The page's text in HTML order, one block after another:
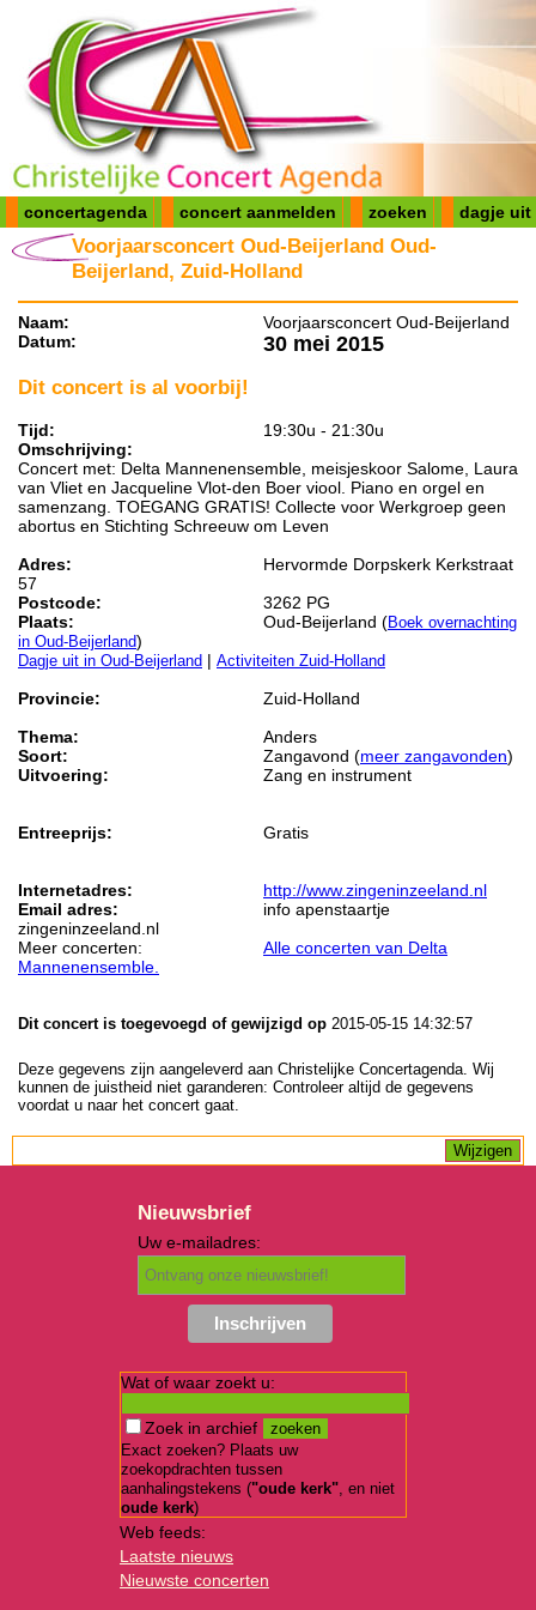
concertagenda concert aanmelden zoeken dagje uit
Voorjaarsconcert Oud-Beijerland Oud-
Beijerland, Zuid-Holland
Naam:
Voorjaarsconcert Oud-Beijerland
Datum:
30 mei 2015
Dit concert is al voorbij!
Tijd:
19:30u - 21:30u
Omschrijving:
Concert met: Delta Mannenensemble, meisjeskoor Salome, Laura
van Vliet en Jacqueline Vlot-den Boer viool. Piano en orgel en
samenzang. TOEGANG GRATIS! Collecte voor Werkgroep geen
abortus en Stichting Schreeuw om Leven
Adres:
Hervormde Dorpskerk Kerkstraat
57
Postcode:
3262 PG
Plaats:
Oud-Beijerland (Boek overnachting
in Oud-Beijerland)
Dagje uit in Oud-Beijerland | Activiteiten Zuid-Holland
Provincie:
Zuid-Holland
Thema:
Anders
Soort:
Zangavond (meer zangavonden)
Uitvoering:
Zang en instrument
Entreeprijs: Gratis
Internetadres:
http://www.zingeninzeeland.nl
Email adres:
info apenstaartje
zingeninzeeland.nl
Meer concerten:
Alle concerten van Delta
Mannenensemble.
Dit concert is toegevoegd of gewijzigd op 2015-05-15 14:32:57
Deze gegevens zijn aangeleverd aan Christelijke Concertagenda. Wij
kunnen de juistheid niet garanderen: Controleer altijd de gegevens
voordat u naar het concert gaat.
Nieuwsbrief
Uw e-mailadres:
Wat of waar zoekt u:
Zoek in archief
Exact zoeken? Plaats uw
zoekopdrachten tussen
aanhalingstekens ("oude kerk", en niet
oude kerk)
Web feeds:
Laatste nieuws
Nieuwste concerten